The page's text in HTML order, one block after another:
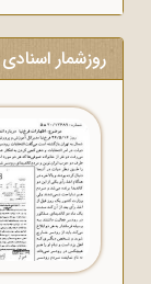
روزشمار اسنادی